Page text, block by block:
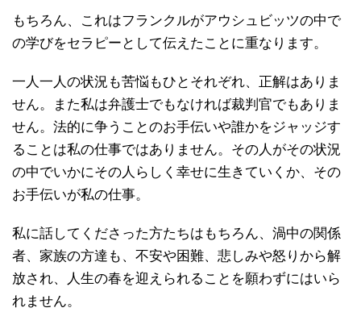
もちろん、これはフランクルがアウシュビッツの中で
の学びをセラピーとして伝えたことに重なります。
一人一人の状況も苦悩もひとそれぞれ、正解はありま
せん。また私は弁護士でもなければ裁判官でもありま
せん。法的に争うことのお手伝いや誰かをジャッジす
ることは私の仕事ではありません。その人がその状況
の中でいかにその人らしく幸せに生きていくか、その
お手伝いが私の仕事。
私に話してくださった方たちはもちろん、渦中の関係
者、家族の方達も、不安や困難、悲しみや怒りから解
放され、人生の春を迎えられることを願わずにはいら
れません。